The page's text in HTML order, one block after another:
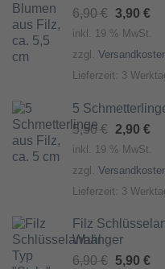
6,90 €
Preis
3,90 €
inkl. 19 % MwSt.
zzgl.
Lieferzeit: 3
5
5,50 €
Preis
2,90 €
inkl. 19 % MwSt.
zzgl.
Lieferzeit: 3
Filz
Wahl
6,90 € 5,90 €